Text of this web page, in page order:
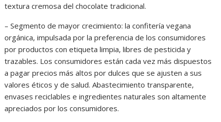
textura cremosa del chocolate tradicional.
– Segmento de mayor crecimiento: la confitería vegana
orgánica, impulsada por la preferencia de los consumidores
por productos con etiqueta limpia, libres de pesticida y
trazables. Los consumidores están cada vez más dispuestos
a pagar precios más altos por dulces que se ajusten a sus
valores éticos y de salud. Abastecimiento transparente,
envases reciclables e ingredientes naturales son altamente
apreciados por los consumidores.